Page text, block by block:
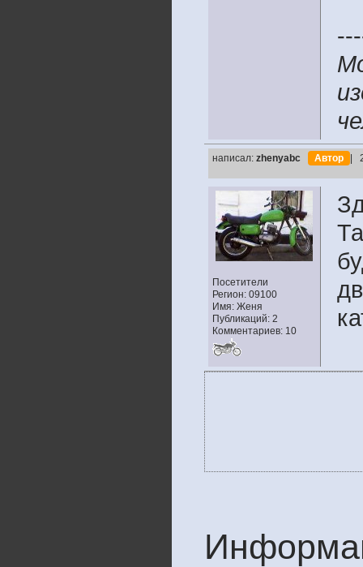
написал: zhenyabc Автор |
Посетители
Регион: 09100
Имя: Женя
Публикаций: 2
Комментариев: 10